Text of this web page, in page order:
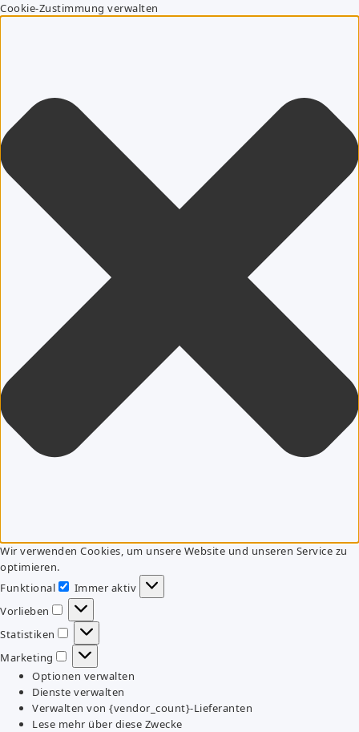
Cookie-Zustimmung verwalten
Wir verwenden Cookies, um unsere Website und unseren Service zu
optimieren.
Funktional
Funktional
Immer aktiv
Vorlieben
Vorlieben
Statistiken
Statistiken
Marketing
Marketing
Optionen verwalten
Dienste verwalten
Verwalten von {vendor_count}-Lieferanten
Lese mehr über diese Zwecke